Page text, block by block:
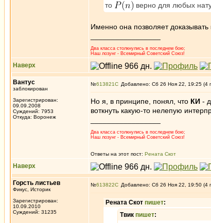
то
верно для любых
Именно она позволяет
Два класса столкнулись в последнем бою;
Наш лозунг - Всемирный Советский Союз!
Наверх
Вантус
заблокирован
Зарегистрирован:
09.09.2008
Суждений: 7953
Откуда: Воронеж
№613821 Добавлено: Сб 26 Ноя 22, 19:25 (4
Но я, в принципе, понял, что КИ -
воткнуть какую-то нелепую
Два класса столкнулись в последнем бою;
Наш лозунг - Всемирный Советский Союз!
Ответы на этот пост: Рената Скот
Наверх
Горсть листьев
Фикус, Историк
Зарегистрирован:
10.09.2010
Суждений: 31235
№613822 Добавлено: Сб 26 Ноя 22, 19:50 (4
Рената Скот пишет:
Твик пишет: